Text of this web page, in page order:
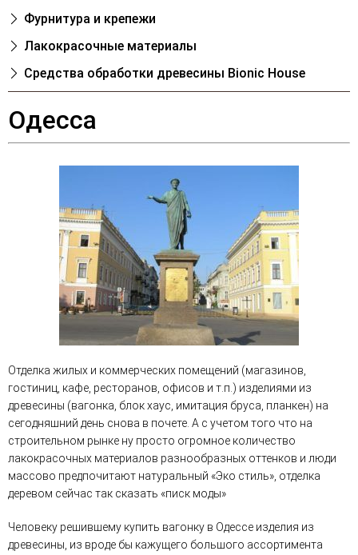
Фурнитура и крепежи
Лакокрасочные материалы
Cредства обработки древесины Bionic House
Одесса
Отделка жилых и коммерческих помещений (магазинов,
гостиниц, кафе, ресторанов, офисов и т.п.) изделиями из
древесины (вагонка, блок хаус, имитация бруса, планкен) на
сегодняшний день снова в почете. А с учетом того что на
строительном рынке ну просто огромное количество
лакокрасочных материалов разнообразных оттенков и люди
массово предпочитают натуральный «Эко стиль», отделка
деревом сейчас так сказать «писк моды»
Человеку решившему купить вагонку в Одессе изделия из
древесины, из вроде бы кажущего большого ассортимента